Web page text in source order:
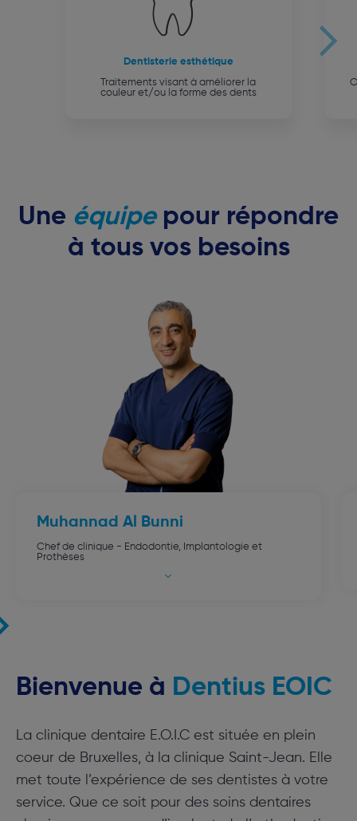
Dentisterie esthétique
Traitements visant à améliorer la
couleur et/ou la forme des dents
Une équipepour répondre
à tous vos besoins
Muhannad Al Bunni
Chef de clinique - Endodontie, Implantologie et
Prothèses
Bienvenue à Dentius EOIC
La clinique dentaire E.O.I.C est située en plein
coeur de Bruxelles, à la clinique Saint-Jean. Elle
met toute l’expérience de ses dentistes à votre
service. Que ce soit pour des soins dentaires